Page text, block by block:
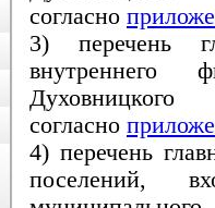
согласно
3) перечень
внутреннего
согласно
4) перечень
поселений,